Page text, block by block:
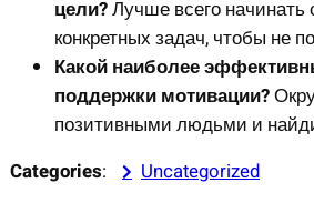
цели?Лучше всего начинать
конкретных задач, чтобы не
Какой наиболее
поддержки мотивации?
позитивными людьми и
Categories: Uncategorized